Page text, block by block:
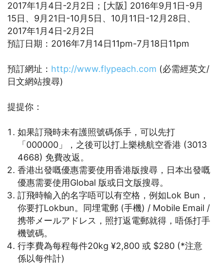
2017年1月4日-2月2日；[大阪] 2016年9月1日-9月
15日、9月21日-10月5日、10月11日-12月28日、
2017年1月4日-2月2日
預訂日期：2016年7月14日11pm-7月18日11pm
預訂網址： http://www.flypeach.com (必需經英文/
日文網站搜尋)
提提你：
如果訂飛時未有護照號碼係手，可以先打
「000000」，之後可以打上樂桃航空香港 (3013
4668) 免費改返。
香港出發嘅優惠需要使用香港版搜尋，日本出發嘅
優惠需要使用Global 版或日文版搜尋。
訂飛時輸入的名字唔可以有空格，例如Lok Bun，
你要打Lokbun。同埋電郵 (手機) / Mobile Email /
携帯メールアドレス，照打返電郵就得，唔係打手
機號碼。
行李費為每程每件20kg ¥2,800 或 $280 (*注意
係以每件計)